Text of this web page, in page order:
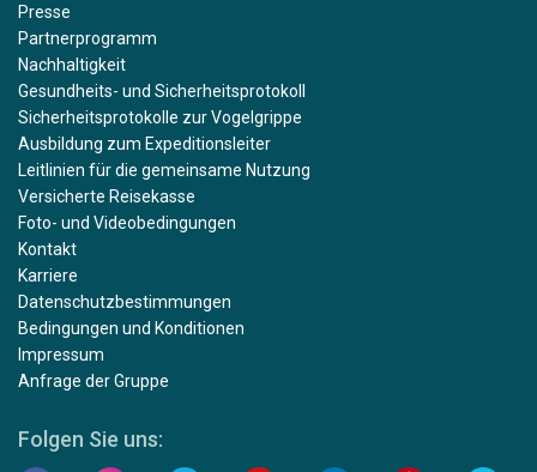
Presse
Partnerprogramm
Nachhaltigkeit
Gesundheits- und Sicherheitsprotokoll
Sicherheitsprotokolle zur Vogelgrippe
Ausbildung zum Expeditionsleiter
Leitlinien für die gemeinsame Nutzung
Versicherte Reisekasse
Foto- und Videobedingungen
Kontakt
Karriere
Datenschutzbestimmungen
Bedingungen und Konditionen
Impressum
Anfrage der Gruppe
Folgen Sie uns: